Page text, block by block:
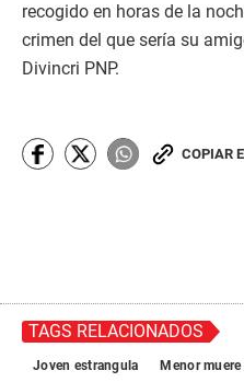
recogido en horas de la
crimen del que sería su
Divincri PNP.
COPIAR
TAGS RELACIONADOS
Joven estrangula Menor muere